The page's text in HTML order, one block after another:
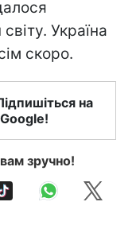
Україна
скоро.
на
зручно!